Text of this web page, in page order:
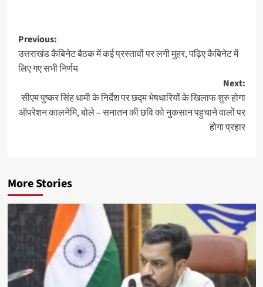
Post
navigation
Previous:
उत्तराखंड कैबिनेट बैठक में कई प्रस्तावों पर लगी मुहर, पढ़िए कैबिनेट में
लिए गए सभी निर्णय
Next:
सीएम पुष्कर सिंह धामी के निर्देश पर छद्म भेषधारियों के खिलाफ शुरु होगा
ऑपरेशन कालनेमि, बोले – सनातन की छवि को नुकसान पहुचाने वालों पर
होगा प्रहार
More Stories